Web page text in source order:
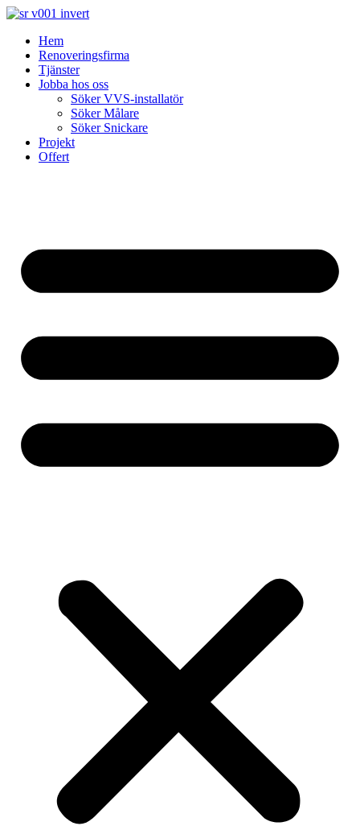
Skip
contentHem
Renoveringsfirma
Tjänster
Jobba hos oss
Söker VVS-installatör
Söker Målare
Söker Snickare
Projekt
Offert